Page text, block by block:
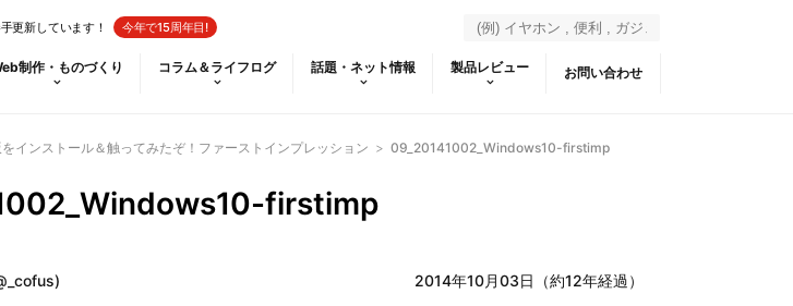
更新しています！ 今年で15周年目!
制作・ものづくり コラム＆ライフログ 話題・ネット情報 製品レビュー お問い合わせ
インストール＆触ってみたぞ！ファーストインプレッション > 09_20141002_Windows10-firstimp
firstimp
2014年10月03日（約12年経過）